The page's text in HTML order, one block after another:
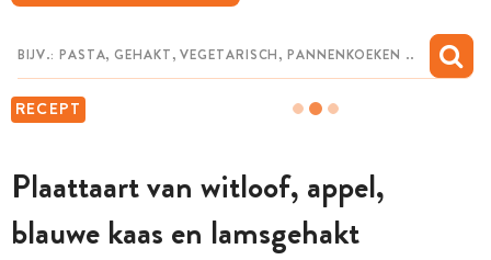
RECEPT
Plaattaart van witloof, appel,
blauwe kaas en lamsgehakt
MIJN BEWAARDE RECEPTEN